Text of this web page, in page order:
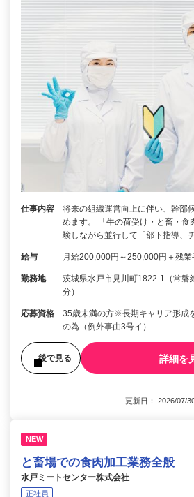
仕事内容
将来の組織運営向上に伴い、幹部
めます。 「牛の荷受け・と畜・食
験しながら並行して「部下指導、
給与 月給200,000円～250,000円＋残業
勤務地
茨城県水戸市見川町1822-1（常磐
分）
応募資格
35歳未満の方※長期キャリア形成
の為（例外事由3号イ）
後で見る 詳細を
更新日： 2026/07/
NEW
と畜場での食肉加工業務全般
水戸ミートセンター株式会社
正社員